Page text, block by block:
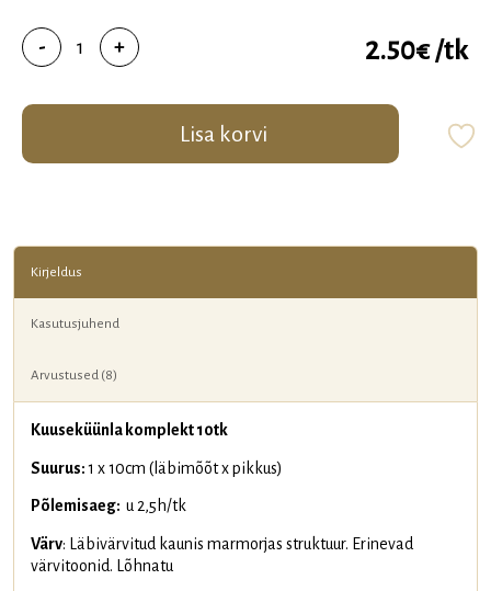
-
Kuuseküünla
komplekt
+ 2.50€/tk
Lisa korvi
Kirjeldus
Kasutusjuhend
Arvustused (8)
Kuuseküünla komplekt 10tk
Suurus:1 x 10cm (läbimõõt x pikkus)
Põlemisaeg: u 2,5h/tk
Värv: Läbivärvitud kaunis marmorjas struktuur. Erinevad
värvitoonid. Lõhnatu